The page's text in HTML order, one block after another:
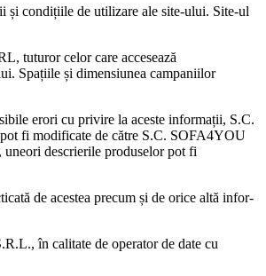
și condițiile de utilizare ale site-ului. Site-ul
tuturor celor care accesează
Spațiile și dimensiunea campaniilor
erori cu privire la aceste informații, S.C.
fi modificate de către S.C. SOFA4YOU
uneori descrierile produselor pot fi
de acestea precum și de orice altă infor­
în calitate de operator de date cu